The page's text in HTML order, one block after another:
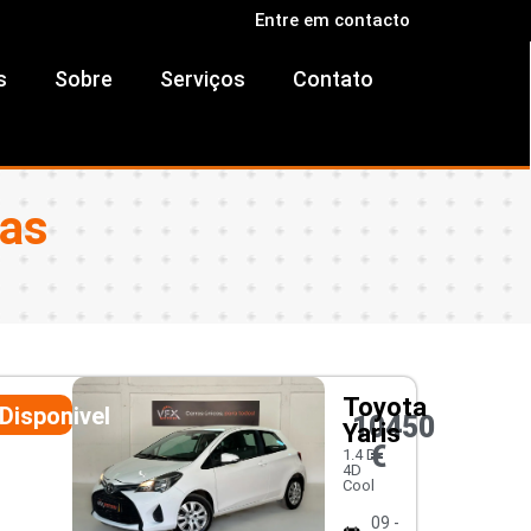
Entre em contacto
Sobre Serviços Contato
Disponivel
Toyota
Yaris
1.4 D-
4D
Cool
09 -
10450
€